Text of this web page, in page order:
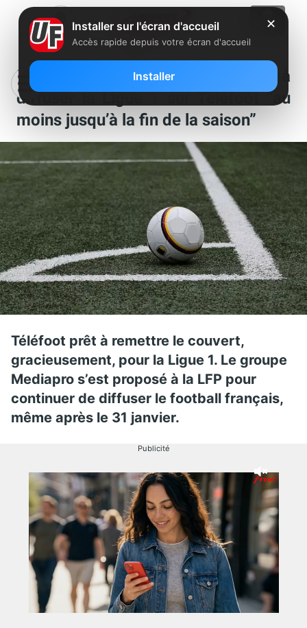
Mediapro propose de continuer à
diffuser la Ligue 1 sur Téléfoot “au
moins jusqu’à la fin de la saison”
Téléfoot prêt à remettre le couvert,
gracieusement, pour la Ligue 1. Le groupe
Mediapro s’est proposé à la LFP pour
continuer de diffuser le football français,
même après le 31 janvier.
Publicité
✕
Installer sur l'écran d'accueil
Accès rapide depuis votre écran d'accueil
Installer